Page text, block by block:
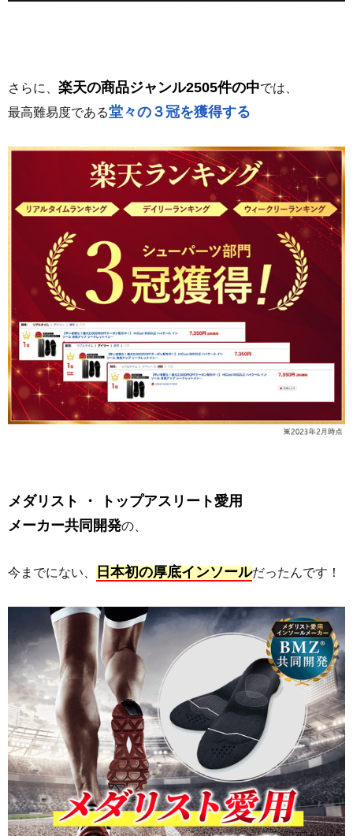
さらに、 楽天の商品ジャンル2505件の中では、
最高難易度である堂々の３冠を獲得する
メダリスト ・ トップアスリート愛用
メーカー共同開発の、
今までにない、 日本初の厚底インソールだったんです！